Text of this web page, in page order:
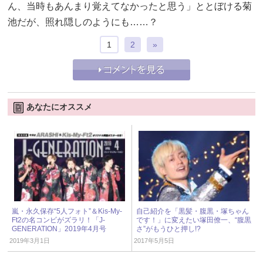
ん、当時もあんまり覚えてなかったと思う」ととぼける菊
池だが、照れ隠しのようにも……？
1 2 »
あなたにオススメ
嵐・永久保存“5人フォト”＆Kis-My-
Ft2の名コンビがズラリ！「J-
GENERATION」2019年4月号
2019年3月1日
自己紹介を「黒髪・腹黒・塚ちゃん
です！」に変えたい塚田僚一、“腹黒
さ”がもうひと押し!?
2017年5月5日